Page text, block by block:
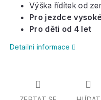
Výška řídítek od
Pro jezdce
Pro děti od 4 let
Detailní informace